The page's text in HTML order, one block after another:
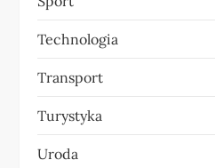
Technologia
Transport
Turystyka
Uroda